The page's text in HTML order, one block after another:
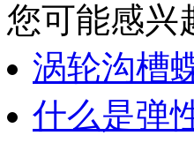
您可能感兴
涡轮沟槽
什么是弹